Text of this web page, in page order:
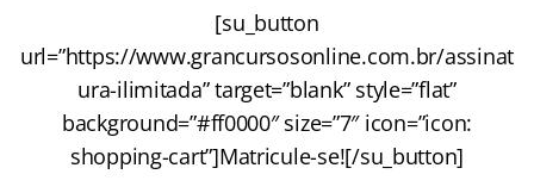
[su_button
url=”https://www.grancursosonline.com.br/assinat
ura-ilimitada” target=”blank” style=”flat”
background=”#ff0000″ size=”7″ icon=”icon:
shopping-cart”]Matricule-se![/su_button]